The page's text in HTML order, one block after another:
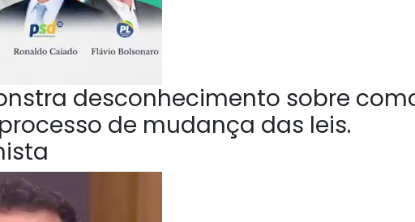
desconhecimento sobre
de mudança das leis.